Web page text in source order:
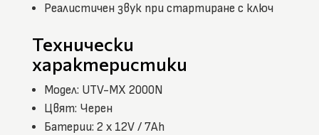
Реалистичен звук при стартиране с ключ
Технически
характеристики
Модел: UTV-MX 2000N
Цвят: Черен
Батерии: 2 x 12V / 7Ah